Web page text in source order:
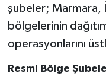
şubeler; Marmara,
bölgelerinin
operasyonlarını
Resmi Bölge